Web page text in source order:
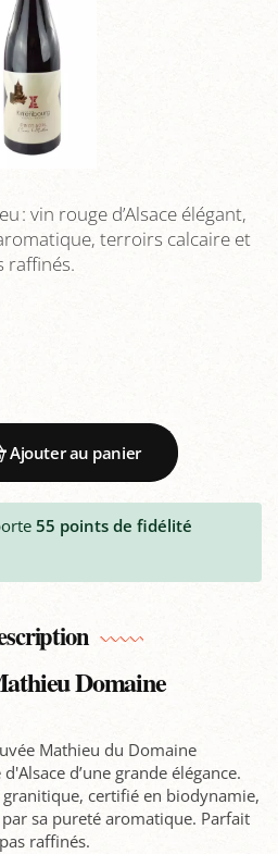
: vin rouge d’Alsace élégant,
terroirs calcaire et
raffinés.
Ajouter au panier
55 points de fidélité
Domaine
Mathieu du Domaine
d’une grande élégance.
certifié en biodynamie,
sa pureté aromatique. Parfait
raffinés.